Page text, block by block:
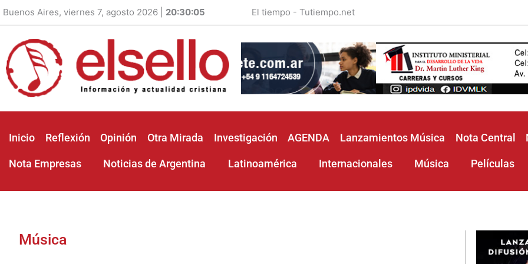
Buenos Aires, viernes 7, agosto 2026 | 20:30:06 El tiempo - Tutiempo.net
Inicio Reflexión Opinión Otra Mirada Investigación AGENDA Lanzamientos Música Nota Central
Nota Empresas Noticias de Argentina Latinoamérica Internacionales Música Películas
Música